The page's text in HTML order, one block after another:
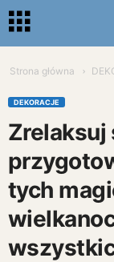
Strona główna
DEKORACJE
Zrelaksuj
tych